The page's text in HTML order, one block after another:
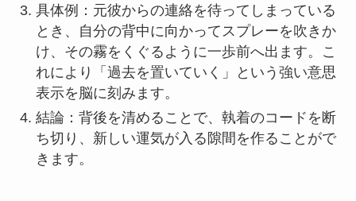
具体例：元彼からの連絡を待ってしまっている
とき、自分の背中に向かってスプレーを吹きか
け、その霧をくぐるように一歩前へ出ます。こ
れにより「過去を置いていく」という強い意思
表示を脳に刻みます。
結論：背後を清めることで、執着のコードを断
ち切り、新しい運気が入る隙間を作ることがで
きます。